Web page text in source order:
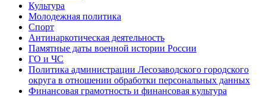
Культура
Молодежная политика
Спорт
Антинаркотическая деятельность
Памятные даты военной истории России
ГО и ЧС
Политика администрации Лесозаводского городского
округа в отношении обработки персональных данных
Финансовая грамотность и финансовая культура